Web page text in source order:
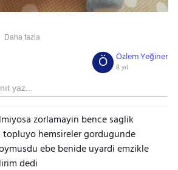
Daha fazla
Özlem Yeğiner
8 yıl
Ö
zorlamayin bence saglik
hemsireler gordugunde
ebe benide uyardi emzikle
dedi